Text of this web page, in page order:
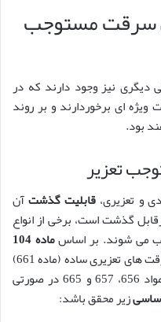
سرقت مستوجب
دیگری نیز وجود دارند که در
ای برخوردارند و بر روند
بود.
تعزیر
و تعزیری،قابلیت گذشتآن
گذشت است، برخی از انواع
می شوند. بر اساس
ماده 104
(الحاقی 1399)، سرقت های تعزیری ساده (ماده 661)
زیر محقق باشد: